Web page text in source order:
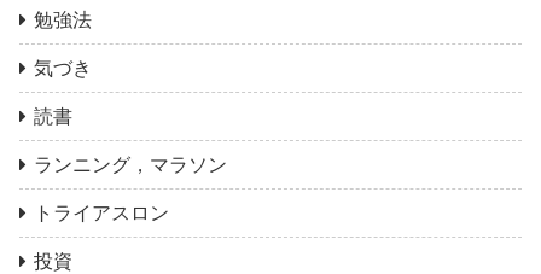
勉強法
気づき
読書
ランニング，マラソン
トライアスロン
投資